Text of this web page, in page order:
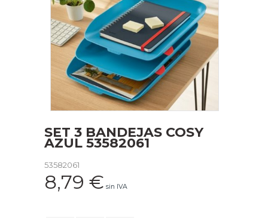
SET 3 BANDEJAS COSY
AZUL 53582061
53582061
8,79 € sin IVA